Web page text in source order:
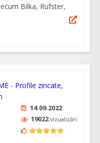
Bilka, Rufster,
14.09.2022
19022vizualizări